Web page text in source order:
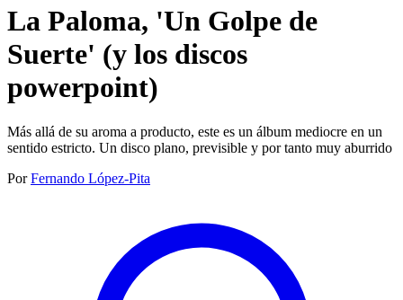
La Paloma, 'Un Golpe de
Suerte' (y los discos
powerpoint)
Más allá de su aroma a producto, este es un álbum mediocre en un
sentido estricto. Un disco plano, previsible y por tanto muy aburrido
Por Fernando López-Pita